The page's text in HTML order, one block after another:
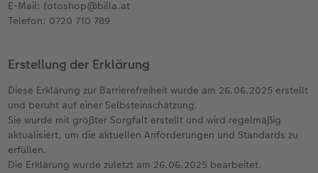
E-Mail: fotoshop@billa.at
Telefon: 0720 710 789
Erstellung der Erklärung
Diese Erklärung zur Barrierefreiheit wurde am 26.06.2025 erstellt
und beruht auf einer Selbsteinschätzung.
Sie wurde mit größter Sorgfalt erstellt und wird regelmäßig
aktualisiert, um die aktuellen Anforderungen und Standards zu
erfüllen.
Die Erklärung wurde zuletzt am 26.06.2025 bearbeitet.